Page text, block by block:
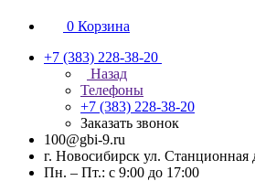
0 Корзина
+7 (383) 228-38-20
Назад
Телефоны
+7 (383) 228-38-20
Заказать звонок
100@gbi-9.ru
г. Новосибирск ул. Станционная
Пн. – Пт.: с 9:00 до 17:00